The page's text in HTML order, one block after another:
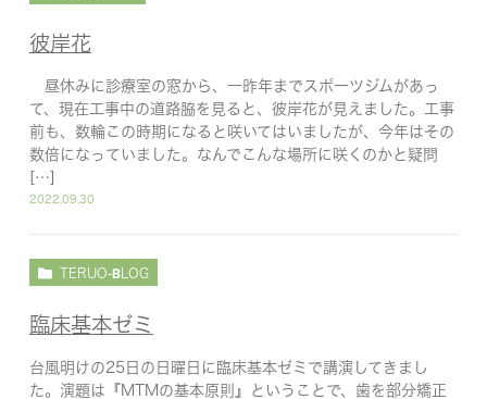
彼岸花
昼休みに診療室の窓から、一昨年までスポーツジムがあっ
て、現在工事中の道路脇を見ると、彼岸花が見えました。工事
前も、数輪この時期になると咲いてはいましたが、今年はその
数倍になっていました。なんでこんな場所に咲くのかと疑問
[…]
2022.09.30
TERUO-BLOG
臨床基本ゼミ
台風明けの25日の日曜日に臨床基本ゼミで講演してきまし
た。演題は『MTMの基本原則』ということで、歯を部分矯正